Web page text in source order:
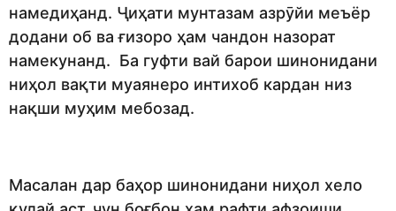
намедиҳанд. Ҷиҳати мунтазам азрӯйи меъёр
додани об ва ғизоро ҳам чандон назорат
намекунанд. Ба гуфти вай барои шинонидани
ниҳол вақти муаянеро интихоб кардан низ
нақши муҳим мебозад.
Масалан дар баҳор шинонидани ниҳол хело